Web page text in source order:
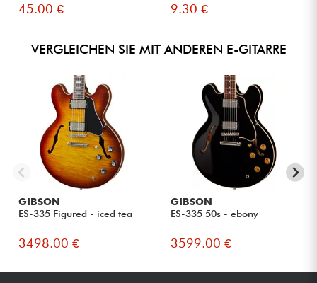
45.00 € 9.30 €
VERGLEICHEN SIE MIT ANDEREN E-GITARRE
GIBSON
ES-335 Figured - iced tea
3498.00 €
GIBSON
ES-335 50s - ebony
3599.00 €